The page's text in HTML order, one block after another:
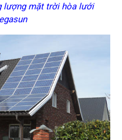
lượng mặt trời hòa lưới